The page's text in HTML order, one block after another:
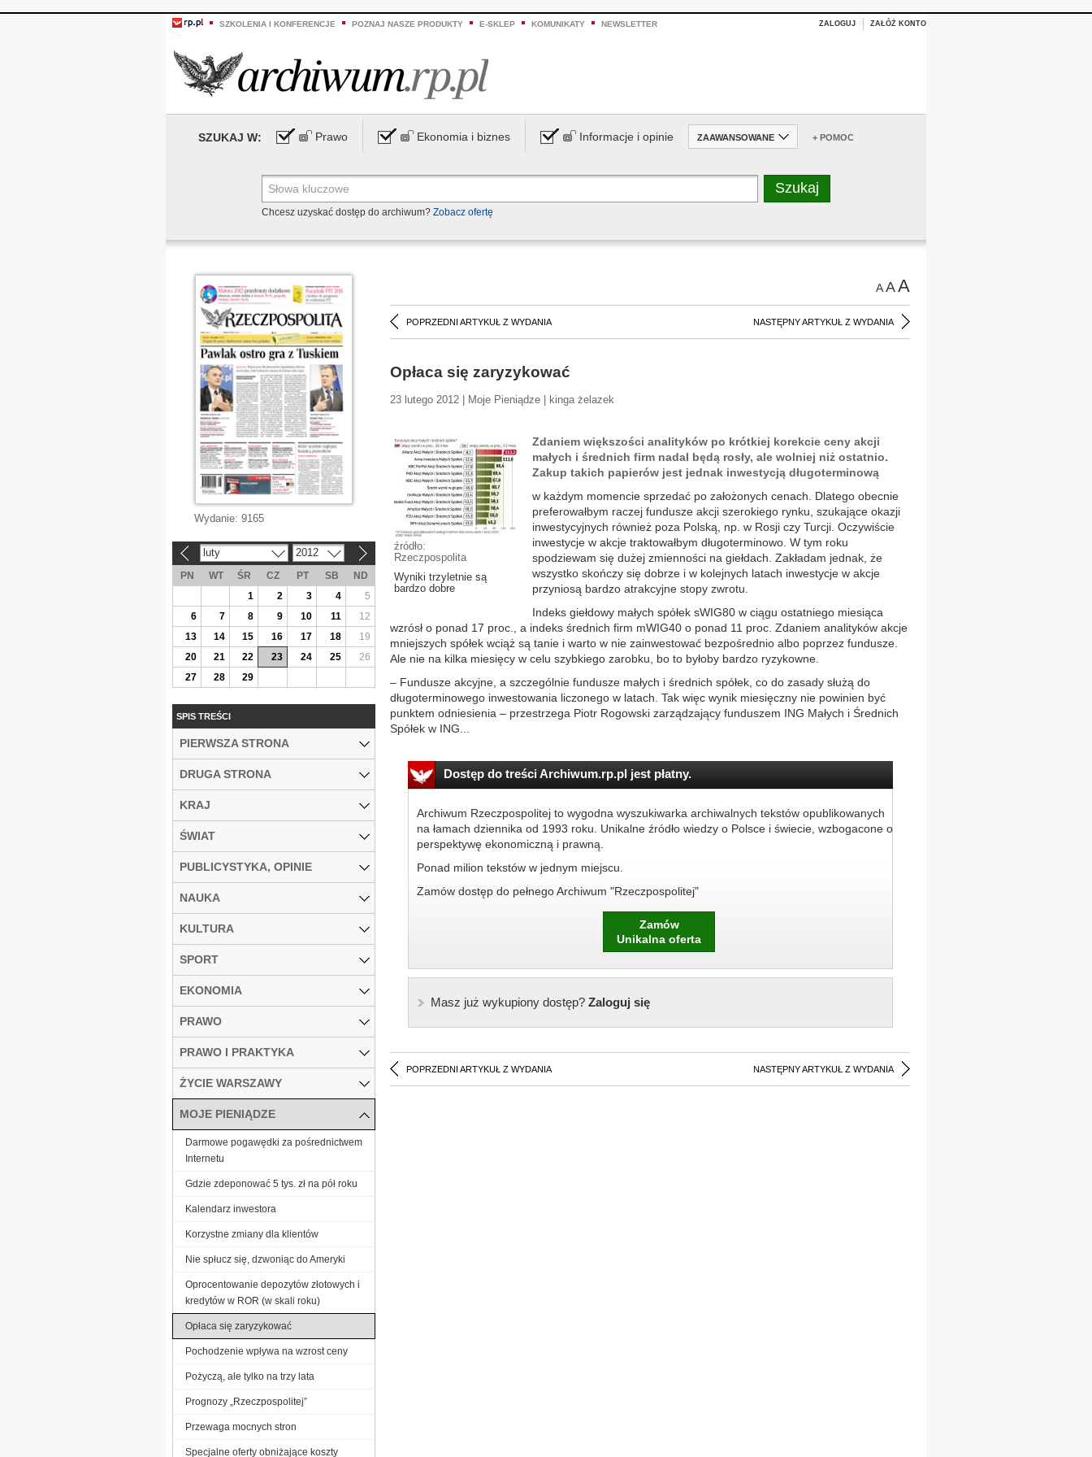
SZKOLENIA I KONFERENCJE POZNAJ NASZE PRODUKTY E-SKLEP KOMUNIKATY NEWSLETTER ZALOGUJ ZAŁÓŻ KONTO
SZUKAJ W: Prawo Ekonomia i biznes Informacje i opinie ZAAWANSOWANE + POMOC
Chcesz uzyskać dostęp do archiwum? Zobacz ofertę
AAA
POPRZEDNI ARTYKUŁ Z WYDANIA NASTĘPNY ARTYKUŁ Z WYDANIA
Opłaca się zaryzykować
23 lutego 2012 | Moje Pieniądze | kinga żelazek
źródło:
Rzeczpospolita
Wyniki trzyletnie są
bardzo dobre
Zdaniem większości analityków po krótkiej korekcie ceny akcji
małych i średnich firm nadal będą rosły, ale wolniej niż ostatnio.
Zakup takich papierów jest jednak inwestycją długoterminową
w każdym momencie sprzedać po założonych cenach. Dlatego obecnie
preferowałbym raczej fundusze akcji szerokiego rynku, szukające okazji
inwestycyjnych również poza Polską, np. w Rosji czy Turcji. Oczywiście
inwestycje w akcje traktowałbym długoterminowo. W tym roku
spodziewam się dużej zmienności na giełdach. Zakładam jednak, że
wszystko skończy się dobrze i w kolejnych latach inwestycje w akcje
przyniosą bardzo atrakcyjne stopy zwrotu.
Indeks giełdowy małych spółek sWIG80 w ciągu ostatniego miesiąca
wzrósł o ponad 17 proc., a indeks średnich firm mWIG40 o ponad 11 proc. Zdaniem analityków akcje
mniejszych spółek wciąż są tanie i warto w nie zainwestować bezpośrednio albo poprzez fundusze.
Ale nie na kilka miesięcy w celu szybkiego zarobku, bo to byłoby bardzo ryzykowne.
– Fundusze akcyjne, a szczególnie fundusze małych i średnich spółek, co do zasady służą do
długoterminowego inwestowania liczonego w latach. Tak więc wynik miesięczny nie powinien być
punktem odniesienia – przestrzega Piotr Rogowski zarządzający funduszem ING Małych i Średnich
Spółek w ING...
Dostęp do treści Archiwum.rp.pl jest płatny.
Archiwum Rzeczpospolitej to wygodna wyszukiwarka archiwalnych tekstów opublikowanych
na łamach dziennika od 1993 roku. Unikalne źródło wiedzy o Polsce i świecie, wzbogacone o
perspektywę ekonomiczną i prawną.
Ponad milion tekstów w jednym miejscu.
Zamów dostęp do pełnego Archiwum "Rzeczpospolitej"
Zamów
Unikalna oferta
Masz już wykupiony dostęp?Zaloguj się
POPRZEDNI ARTYKUŁ Z WYDANIA NASTĘPNY ARTYKUŁ Z WYDANIA
Wydanie: 9165
luty 2012
PN WT ŚR CZ PT SB
ND
1
2 3 4
5
6
7 8 9 10 11
12
13
14 15 16 17 18
19
20
21 22 23 24 25
26
27
28 29
SPIS TREŚCI
PIERWSZA STRONA
DRUGA STRONA
KRAJ
ŚWIAT
PUBLICYSTYKA, OPINIE
NAUKA
KULTURA
SPORT
EKONOMIA
PRAWO
PRAWO I PRAKTYKA
ŻYCIE WARSZAWY
MOJE PIENIĄDZE
Darmowe pogawędki za pośrednictwem
Internetu
Gdzie zdeponować 5 tys. zł na pół roku
Kalendarz inwestora
Korzystne zmiany dla klientów
Nie spłucz się, dzwoniąc do Ameryki
Oprocentowanie depozytów złotowych i
kredytów w ROR (w skali roku)
Opłaca się zaryzykować
Pochodzenie wpływa na wzrost ceny
Pożyczą, ale tylko na trzy lata
Prognozy „Rzeczpospolitej”
Przewaga mocnych stron
Specjalne oferty obniżające koszty